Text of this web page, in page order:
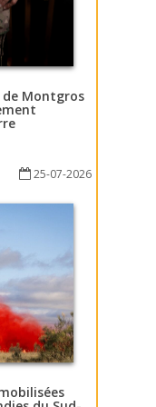
de Montgros
25-07-2026